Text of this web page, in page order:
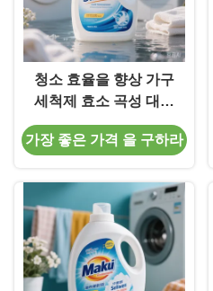
청소 효율을 향상 가구
세척제 효소 곡성 대부
분의 파우더 세척제와
호환
가장 좋은 가격 을 구하라